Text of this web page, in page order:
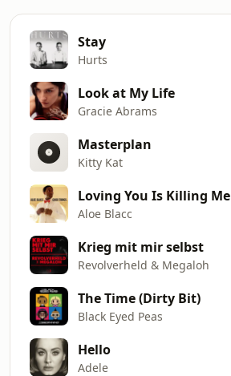
Stay
Hurts
Look at My Life
Gracie Abrams
Masterplan
Kitty Kat
Loving You Is Killing Me
Aloe Blacc
Krieg mit mir selbst
Revolverheld & Megaloh
The Time (Dirty Bit)
Black Eyed Peas
Hello
Adele